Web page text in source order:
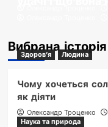
Вибрана історія
Здоров'я Людина
Чому хочеться
як діяти
Олександр Троценко
Наука та природа